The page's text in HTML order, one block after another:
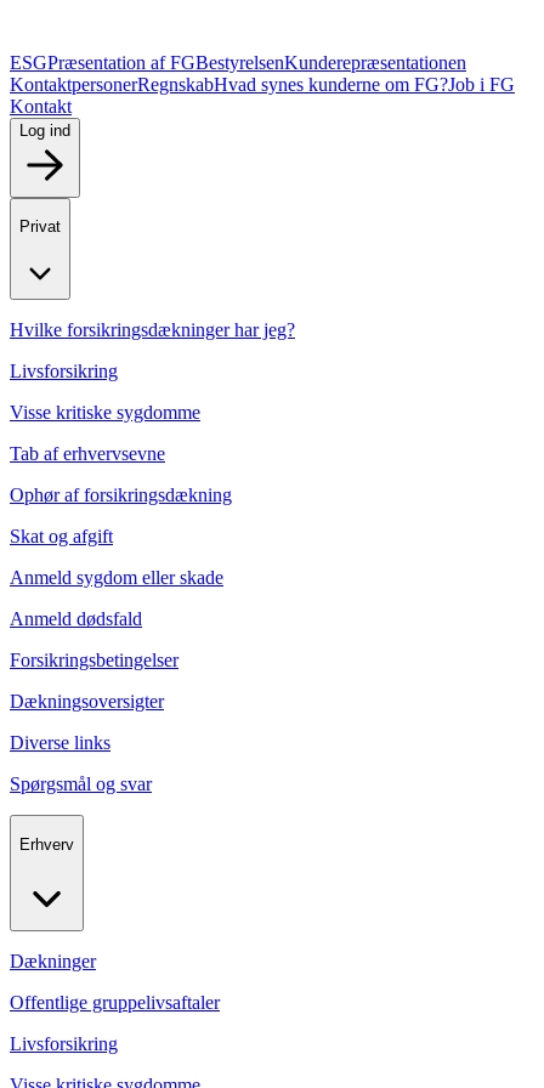
ESGPræsentation af FGBestyrelsenKunderepræsentationen
KontaktpersonerRegnskabHvad synes kunderne om FG?Job i FG
Kontakt
Log ind
Privat
Hvilke forsikringsdækninger har jeg?
Livsforsikring
Visse kritiske sygdomme
Tab af erhvervsevne
Ophør af forsikringsdækning
Skat og afgift
Anmeld sygdom eller skade
Anmeld dødsfald
Forsikringsbetingelser
Dækningsoversigter
Diverse links
Spørgsmål og svar
Erhverv
Dækninger
Offentlige gruppelivsaftaler
Livsforsikring